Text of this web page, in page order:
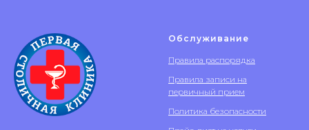
Обслуживание
Правила распорядка
Правила записи на
первичный прием
Политика безопасности